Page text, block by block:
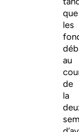
que
les
au
de
la